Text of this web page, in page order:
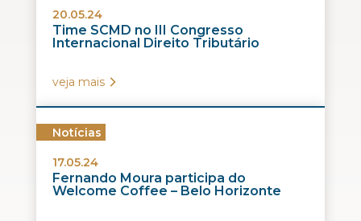
20.05.24
Time SCMD no III Congresso
Internacional Direito Tributário
veja mais
Notícias
17.05.24
Fernando Moura participa do
Welcome Coffee – Belo Horizonte